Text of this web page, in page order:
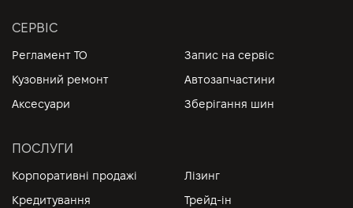
СЕРВІС
Регламент ТО
Запис на сервіс
Кузовний ремонт
Автозапчастини
Аксесуари
Зберігання шин
ПОСЛУГИ
Корпоративні продажі
Лізинг
Кредитування
Трейд-ін